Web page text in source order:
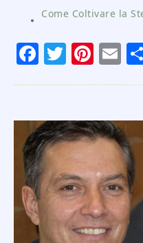
Come Coltivare la
Facebook
Twitter